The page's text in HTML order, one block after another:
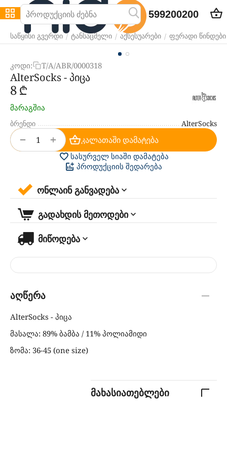
599200200
საწყისი გვერდი / ტანსაცმელი / აქსესუარები / ფერადი წინდები
კოდი: T/A/ABR/0000318
AlterSocks - პიცა
‍8‍₾
მარაგშია
ბრენდი AlterSocks
+
− კალათაში დამატება
სასურველ სიაში დამატება
პროდუქციის შედარება
ონლაინ განვადება
გადახდის მეთოდები
მიწოდება
აღწერა
AlterSocks - პიცა
მასალა: 89% ბამბა / 11% პოლიამიდი
ზომა: 36-45 (one size)
მახასიათებლები